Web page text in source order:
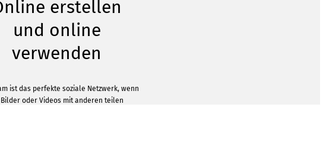
erstellen
und online
verwenden
ist das perfekte soziale Netzwerk, wenn
oder Videos mit anderen teilen